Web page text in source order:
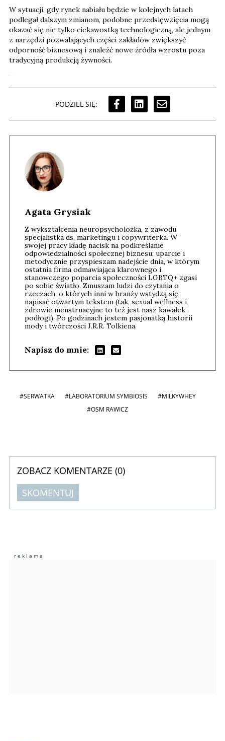
W sytuacji, gdy rynek nabiału będzie w kolejnych latach
podlegał dalszym zmianom, podobne przedsięwzięcia mogą
okazać się nie tylko ciekawostką technologiczną, ale jednym
z narzędzi pozwalających części zakładów zwiększyć
odporność biznesową i znaleźć nowe źródła wzrostu poza
tradycyjną produkcją żywności.
PODZIEL SIĘ:
Agata Grysiak
Z wykształcenia neuropsycholożka, z zawodu
specjalistka ds. marketingu i copywriterka. W
swojej pracy kładę nacisk na podkreślanie
odpowiedzialności społecznej biznesu; uparcie i
metodycznie przyspieszam nadejście dnia, w którym
ostatnia firma odmawiająca klarownego i
stanowczego poparcia społeczności LGBTQ+ zgasi
po sobie światło. Zmuszam ludzi do czytania o
rzeczach, o których inni w branży wstydzą się
napisać otwartym tekstem (tak, sexual wellness i
zdrowie menstruacyjne to też jest nasz kawałek
podłogi). Po godzinach jestem pasjonatką historii
mody i twórczości J.R.R. Tolkiena.
Napisz do mnie:
#SERWATKA #LABORATORIUM SYMBIOSIS
#MILKYWHEY
#OSM RAWICZ
ZOBACZ KOMENTARZE (0)
SKOMENTUJ
Imię (Wymagane)